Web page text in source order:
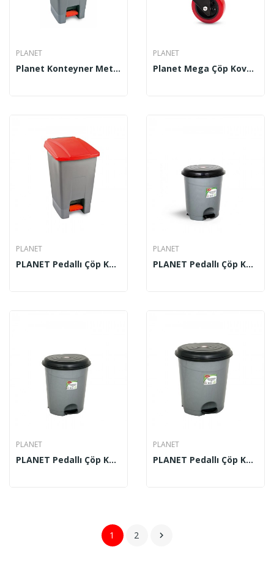
PLANET
Planet Konteyner Metalize Gri 70 Lt UP 210
PLANET
Planet Mega Çöp Kovası Tekerleği
PLANET
PLANET Pedallı Çöp Konteynerı 70 Lt
PLANET
PLANET Pedallı Çöp Kovası 12 Lt 3 No
PLANET
PLANET Pedallı Çöp Kovası 22 Lt 4 No
PLANET
PLANET Pedallı Çöp Kovası 5 No
1 2 